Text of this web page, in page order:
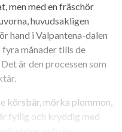
men med en fräschör
huvudsakligen
hand i Valpantena-dalen
månader tills de
är den processen som
körsbär, mörka plommon,
fyllig och kryddig med